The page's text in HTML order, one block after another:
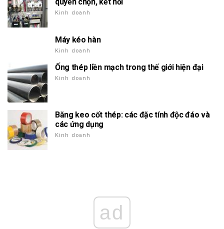
quyền chọn, kết nối
Kinh doanh
Máy kéo hàn
Kinh doanh
Ống thép liền mạch trong thế giới hiện đại
Kinh doanh
Băng keo cốt thép: các đặc tính độc đáo và
các ứng dụng
Kinh doanh
ad